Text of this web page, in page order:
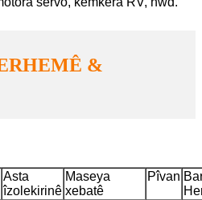
&
Asta
îzolekirinê
Maseya
xebatê
Pîvan